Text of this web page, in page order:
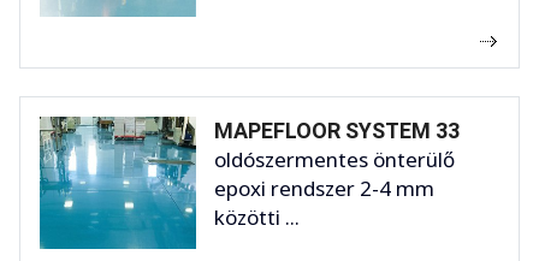
MAPEFLOOR SYSTEM 33
oldószermentes önterülő
epoxi rendszer 2-4 mm
közötti ...